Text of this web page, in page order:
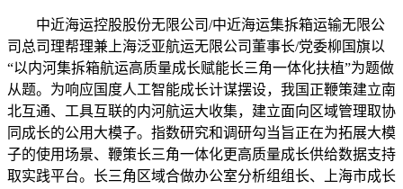
中近海运控股股份无限公司/中近海运集拆箱运输无限公
司总司理帮理兼上海泛亚航运无限公司董事长/党委柳国旗以
“以内河集拆箱航运高质量成长赋能长三角一体化扶植”为题做
从题。为响应国度人工智能成长计谋摆设，我国正鞭策建立南
北互通、工具互联的内河航运大收集，建立面向区域管理取协
同成长的公用大模子。指数研究和调研勾当旨正在为拓展大模
子的使用场景、鞭策长三角一体化更高质量成长供给数据支持
取实践平台。长三角区域合做办公室分析组组长、上海市成长